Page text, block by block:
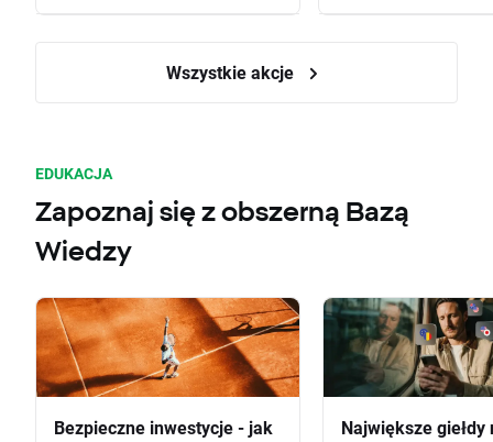
Wszystkie akcje
EDUKACJA
Zapoznaj się z obszerną Bazą
Wiedzy
Bezpieczne inwestycje - jak
Największe giełdy